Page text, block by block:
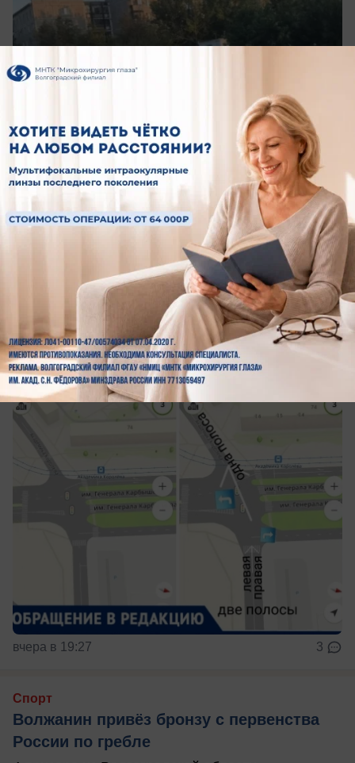
0
«Обе параллельные машины едут в
одну полосу»: волжане требуют навести
порядок на перекрёстке Карбышева и
Королева
Аварийно-опасный перекресток
вчера в 19:27 3
Спорт
Волжанин привёз бронзу с первенства
России по гребле